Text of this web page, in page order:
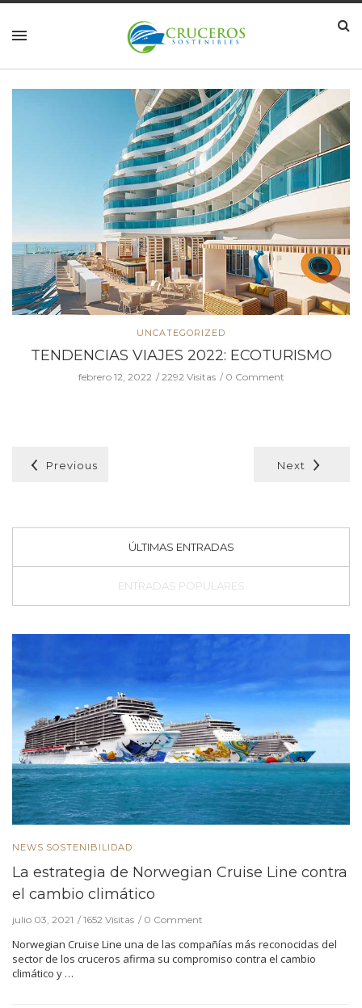
Previous
UNCATEGORIZED
7 DATOS SOBRE TURISMO SOSTENIBLE
DEL COSTA TOSCANA QUE TE VAN A
Next
ÚLTIMAS ENTRADAS
ENTRADAS POPULARES
NEWS SOSTENIBILIDAD
La estrategia de Norwegian Cruise Line contra
el cambio climático
julio 03, 2021 1652 Visitas 0 Comment
Norwegian Cruise Line una de las compañías más reconocidas del
sector de los cruceros afirma su compromiso contra el cambio
climático y …